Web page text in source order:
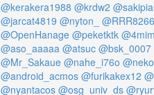
@kerakera1988 @krdw2
@jarcat4819 @nyton_
@OpenHanage @peketktk
@aso_aaaaa @atsuc @bsk_0007
@Mr_Sakaue @nahe_i76o
@android_acmos @furikakex12
@nyantacos @osg_univ_ds